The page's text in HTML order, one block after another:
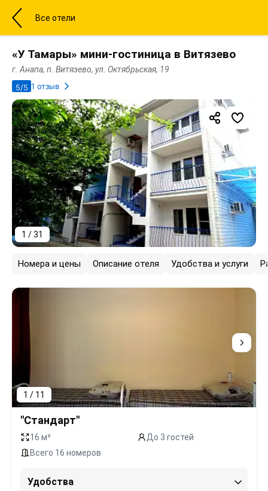
Все отели
«У Тамары» мини-гостиница в Витязево
г. Анапа, п. Витязево, ул. Октябрьская, 19
5/5 1 отзыв
1 / 31
Номера и цены Описание отеля Удобства и услуги
1 / 11
"Стандарт"
16 м²
До 3 гостей
Всего 16 номеров
Удобства